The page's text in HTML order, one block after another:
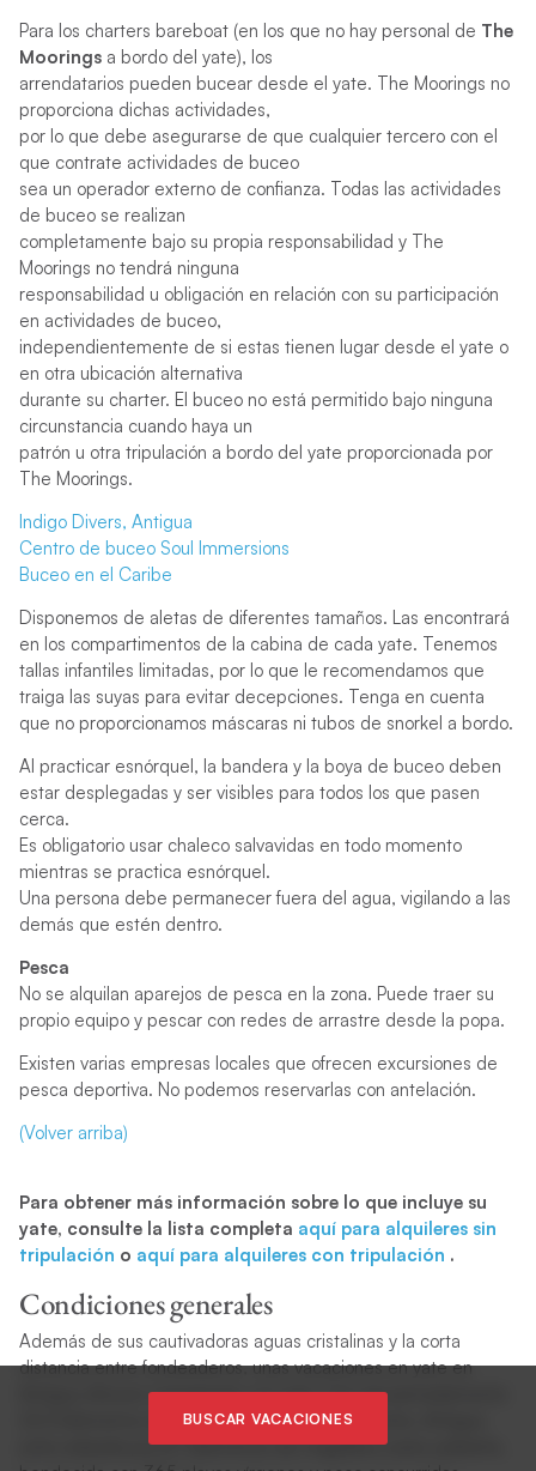
Para los charters bareboat (en los que no hay personal de The
Mooringsa bordo del yate), los
arrendatarios pueden bucear desde el yate. The Moorings no
proporciona dichas actividades,
por lo que debe asegurarse de que cualquier tercero con el
que contrate actividades de buceo
sea un operador externo de confianza. Todas las actividades
de buceo se realizan
completamente bajo su propia responsabilidad y The
Moorings no tendrá ninguna
responsabilidad u obligación en relación con su participación
en actividades de buceo,
independientemente de si estas tienen lugar desde el yate o
en otra ubicación alternativa
durante su charter. El buceo no está permitido bajo ninguna
circunstancia cuando haya un
patrón u otra tripulación a bordo del yate proporcionada por
The Moorings.
Indigo Divers, Antigua
Centro de buceo Soul Immersions
Buceo en el Caribe
Disponemos de aletas de diferentes tamaños. Las encontrará
en los compartimentos de la cabina de cada yate. Tenemos
tallas infantiles limitadas, por lo que le recomendamos que
traiga las suyas para evitar decepciones. Tenga en cuenta
que no proporcionamos máscaras ni tubos de snorkel a bordo.
Al practicar esnórquel, la bandera y la boya de buceo deben
estar desplegadas y ser visibles para todos los que pasen
cerca.
Es obligatorio usar chaleco salvavidas en todo momento
mientras se practica esnórquel.
Una persona debe permanecer fuera del agua, vigilando a las
demás que estén dentro.
Pesca
No se alquilan aparejos de pesca en la zona. Puede traer su
propio equipo y pescar con redes de arrastre desde la popa.
Existen varias empresas locales que ofrecen excursiones de
pesca deportiva. No podemos reservarlas con antelación.
(Volver arriba)
Para obtener más información sobre lo que incluye su
yate, consulte la lista completa aquí para alquileres sin
tripulación o aquí para alquileres con tripulación .
Condiciones generales
Además de sus cautivadoras aguas cristalinas y la corta
distancia entre fondeaderos, unas vacaciones en yate en
Antigua ofrecen navegación a la vista. Con aproximadamente
22,5 kilómetros de largo y 18 kilómetros de ancho, Antigua
está rodeada por 87 kilómetros de magnífica costa caribeña,
BUSCAR VACACIONES